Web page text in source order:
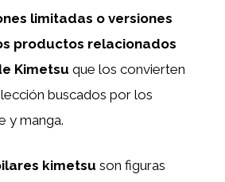
limitadas o versiones
productos relacionados
Kimetsu que los convierten
buscados por los
y manga.
kimetsu son figuras